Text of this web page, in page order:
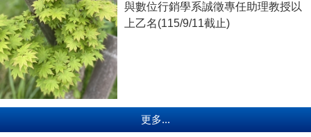
與數位行銷學系誠徵專任助理教授以
上乙名(115/9/11截止)
更多...